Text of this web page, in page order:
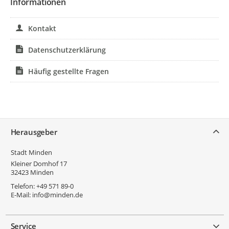
Kontakt
Datenschutzerklärung
Häufig gestellte Fragen
Herausgeber
Stadt Minden
Kleiner Domhof 17
32423 Minden
Telefon:+49 571 89-0
E-Mail: info@minden.de
Service